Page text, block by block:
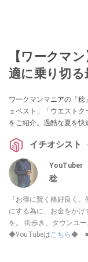
【ワークマ
適に乗り切
ワークマンマニアの「
ェベスト」「ウエスト
をご紹介。過酷な夏を快
イチオシスト
YouTuber
稔
『お得に賢く格好良く。働きやす
にする為に、お金をかけ
を。 街歩き、タウンユ
◆YouTubeはこちら◆